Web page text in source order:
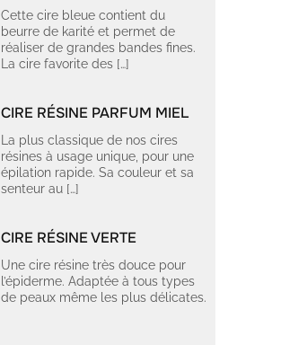
Cette cire bleue contient du
beurre de karité et permet de
réaliser de grandes bandes fines.
La cire favorite des […]
CIRE RÉSINE PARFUM MIEL
La plus classique de nos cires
résines à usage unique, pour une
épilation rapide. Sa couleur et sa
senteur au […]
CIRE RÉSINE VERTE
Une cire résine très douce pour
l’épiderme. Adaptée à tous types
de peaux même les plus délicates.